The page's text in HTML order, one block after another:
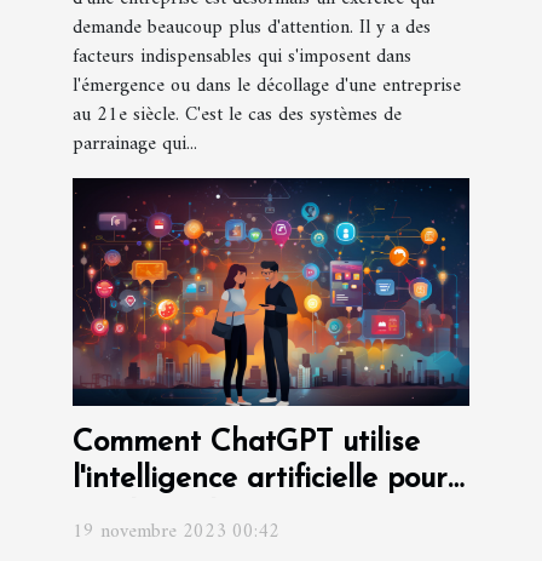
demande beaucoup plus d'attention. Il y a des
facteurs indispensables qui s'imposent dans
l'émergence ou dans le décollage d'une entreprise
au 21e siècle. C'est le cas des systèmes de
parrainage qui...
Comment ChatGPT utilise
l'intelligence artificielle pour
19 novembre 2023 00:42